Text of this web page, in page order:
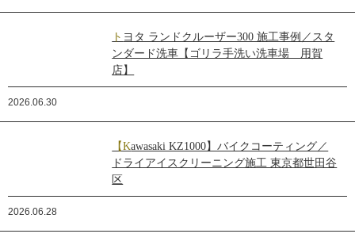
トヨタ ランドクルーザー300 施工事例／スタ
ンダード洗車【ゴリラ手洗い洗車場 用賀
店】
2026.06.30
【Kawasaki KZ1000】バイクコーティング／
ドライアイスクリーニング施工 東京都世田谷
区
2026.06.28